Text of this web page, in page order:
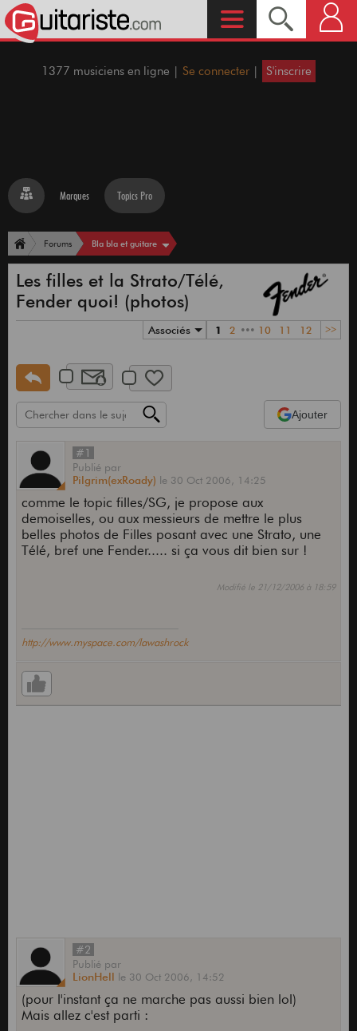
1377 musiciens en ligne | Se connecter | S'inscrire
Marques Topics Pro
Forums Bla bla et guitare
Les filles et la Strato/Télé,
Fender quoi! (photos)
Associés 1 2 ••• 10 11 12 >>
Ajouter
#1
Publié par
Pilgrim(exRoady) le 30 Oct 2006, 14:25
comme le topic filles/SG, je propose aux
demoiselles, ou aux messieurs de mettre le plus
belles photos de Filles posant avec une Strato, une
Télé, bref une Fender..... si ça vous dit bien sur !
Modifié le 21/12/2006 à 18:59
http://www.myspace.com/lawashrock
#2
Publié par
LionHell le 30 Oct 2006, 14:52
(pour l'instant ça ne marche pas aussi bien lol)
Mais allez c'est parti :